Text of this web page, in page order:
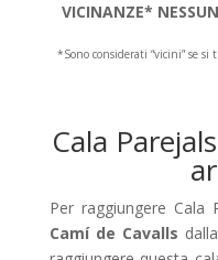
VICINANZE*
*Sono considerati “vicini” se
Cala
Per raggiungere Cala
Camí de Cavalls